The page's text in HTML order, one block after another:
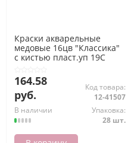
Краски акварельные
медовые 16цв "Классика"
с кистью пласт.уп 19С
164.58
руб.
Код товара:
12-41507
В наличии
Упаковка:
28 шт.